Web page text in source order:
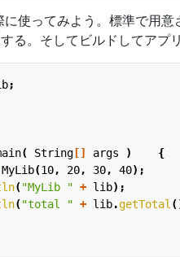
使ってみよう。標準で用
る。そしてビルドしてアプ
;
( String [] args )
{
MyLib(10, 20, 30, 40);
("MyLib " + lib);
("total " + lib.getTotal